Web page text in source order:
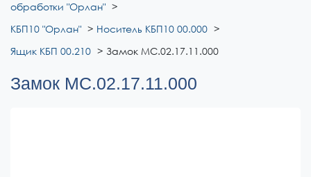
обработки "Орлан"
КБП10 "Орлан"
Носитель КБП10 00.000
Ящик КБП 00.210
Замок МС.02.17.11.000
Замок МС.02.17.11.000